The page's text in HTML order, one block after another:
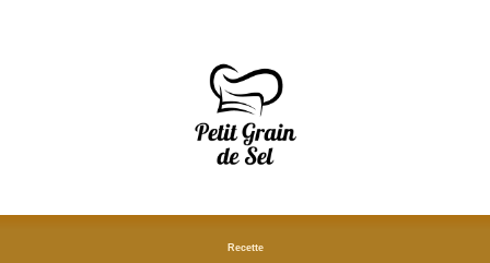
Recette